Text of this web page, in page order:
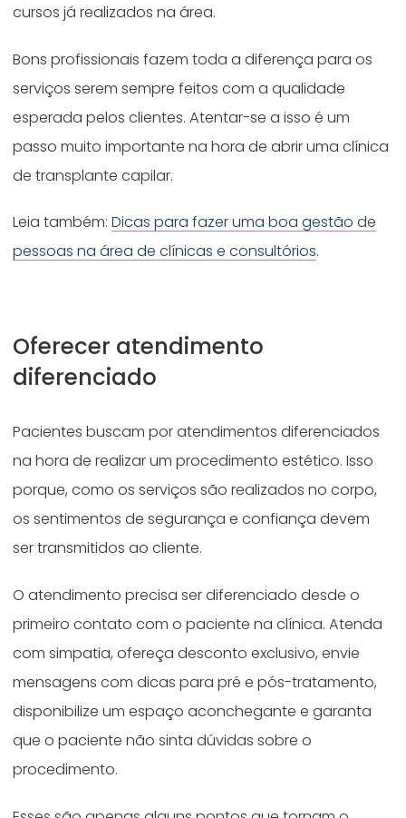
cursos já realizados na área.
Bons profissionais fazem toda a diferença para os
serviços serem sempre feitos com a qualidade
esperada pelos clientes. Atentar-se a isso é um
passo muito importante na hora de abrir uma clínica
de transplante capilar.
Leia também:Dicas para fazer uma boa gestão de
pessoas na área de clínicas e consultórios.
Oferecer atendimento
diferenciado
Pacientes buscam por atendimentos diferenciados
na hora de realizar um procedimento estético. Isso
porque, como os serviços são realizados no corpo,
os sentimentos de segurança e confiança devem
ser transmitidos ao cliente.
O atendimento precisa ser diferenciado desde o
primeiro contato com o paciente na clínica. Atenda
com simpatia, ofereça desconto exclusivo, envie
mensagens com dicas para pré e pós-tratamento,
disponibilize um espaço aconchegante e garanta
que o paciente não sinta dúvidas sobre o
procedimento.